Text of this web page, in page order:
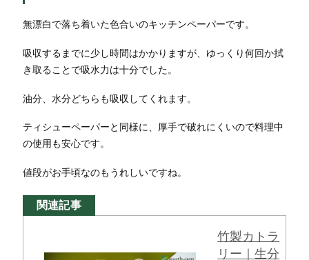
無漂白で落ち着いた色合いのキッチンペーパーです。
吸収するまでに少し時間はかかりますが、ゆっくり何回か拭
き取ることで吸水力は十分でした。
油分、水分どちらも吸収してくれます。
ティシューペーパーと同様に、厚手で破れにくいので料理中
の使用も安心です。
値段がお手頃なのもうれしいですね。
関連記事
竹製カトラ
リー｜生分